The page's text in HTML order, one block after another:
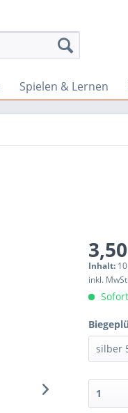
Spielen & Lernen
Inhalt:
inkl.